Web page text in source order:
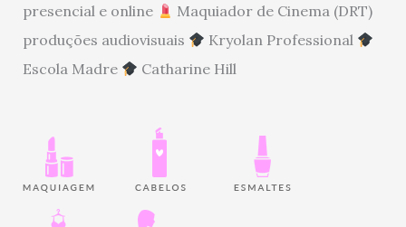
presencial e online
Maquiador de Cinema (DRT)
produções audiovisuais
Kryolan Professional
Escola Madre
Catharine Hill